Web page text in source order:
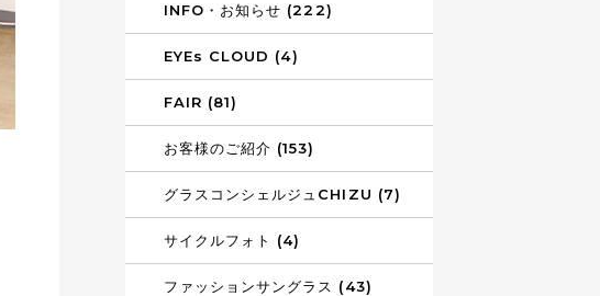
INFO・お知らせ (222)
EYEs CLOUD (4)
FAIR (81)
お客様のご紹介 (153)
グラスコンシェルジュCHIZU (7)
サイクルフォト (4)
ファッションサングラス (43)